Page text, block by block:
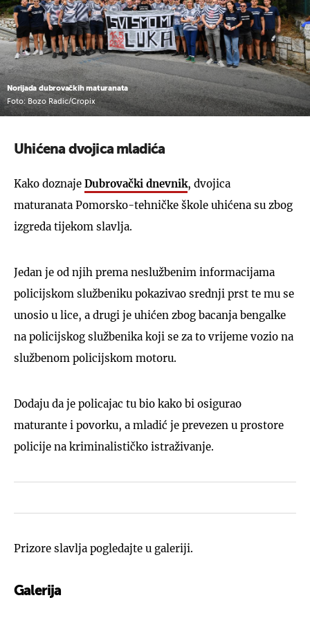
Norijada dubrovačkih maturanata
Foto: Bozo Radic/Cropix
Uhićena dvojica mladića
Kako doznaje Dubrovački dnevnik, dvojica
maturanata Pomorsko-tehničke škole uhićena su zbog
izgreda tijekom slavlja.
Jedan je od njih prema neslužbenim informacijama
policijskom službeniku pokazivao srednji prst te mu se
unosio u lice, a drugi je uhićen zbog bacanja bengalke
na policijskog službenika koji se za to vrijeme vozio na
službenom policijskom motoru.
Dodaju da je policajac tu bio kako bi osigurao
maturante i povorku, a mladić je prevezen u prostore
policije na kriminalističko istraživanje.
Prizore slavlja pogledajte u galeriji.
Galerija